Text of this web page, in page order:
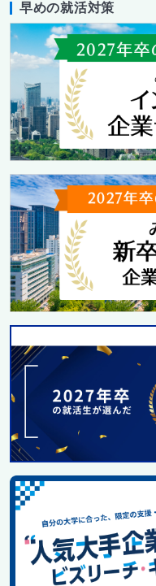
早めの就活対策